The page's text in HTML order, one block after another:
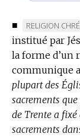
■
MARQUE
DE
DOMAINE
:
RELIGION
institué par
la forme d’un
communique
plupart des
sacrements
de Trente a
sacrements